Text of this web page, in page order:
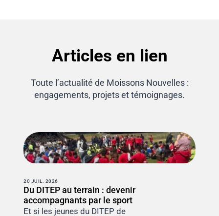
Articles en lien
Toute l’actualité de Moissons Nouvelles :
engagements, projets et témoignages.
20 JUIL. 2026
Du DITEP au terrain : devenir
accompagnants par le sport
Et si les jeunes du DITEP de